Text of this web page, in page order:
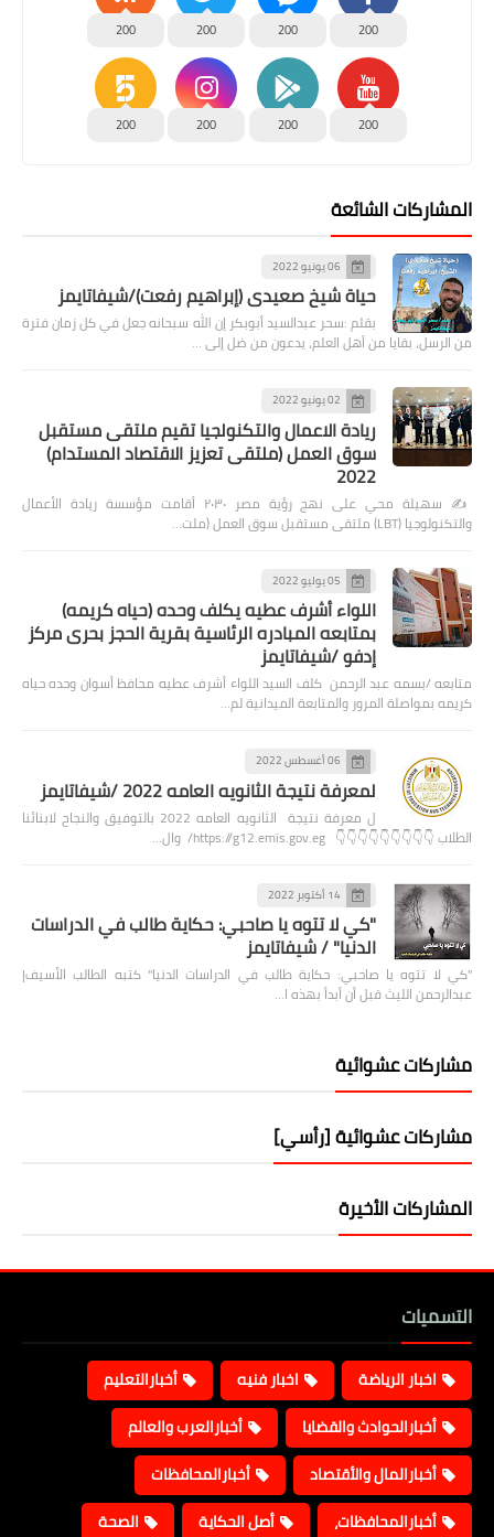
200
200
200
200
200
200
200
200
المشاركات الشائعة
06 يونيو 2022
حياة شيخ صعيدى (إبراهيم رفعت)/شيفاتايمز
بقلم :سحر عبدالسيد أبوبكر إن الله سبحانه جعل في كل زمان فترة
من الرسل، بقايا من أهل العلم، يدعون من ضل إلى …
02 يونيو 2022
ريادة الاعمال والتكنولجيا تقيم ملتقى مستقبل
سوق العمل (ملتقى تعزيز الاقتصاد المستدام)
2022
✍️ سهيلة محي على نهج رؤية مصر ٢٠٣٠ أقامت مؤسسة ريادة الأعمال
والتكنولوجيا (LBT) ملتقى مستقبل سوق العمل (ملت…
05 يوليو 2022
اللواء أشرف عطيه يكلف وحده (حياه كريمه)
بمتابعه المبادره الرئاسية بقرية الحجز بحرى مركز
إدفو /شيفاتايمز
متابعه /بسمه عبد الرحمن كلف السيد اللواء أشرف عطيه محافظ أسوان وحده حياه
كريمه بمواصلة المرور والمتابعة الميدانية لم…
06 أغسطس 2022
لمعرفة نتيجة الثانويه العامه 2022 /شيفاتايمز
ل معرفة نتيجة الثانويه العامه 2022 بالتوفيق والنجاح لابنائنا
الطلاب 👇👇👇👇👇👇👇👇👇 https://g12.emis.gov.eg/ وال…
14 أكتوبر 2022
"كي لا تتوه يا صاحبي: حكاية طالب في الدراسات
الدنيا" / شيفاتايمز
"كي لا تتوه يا صاحبي: حكاية طالب في الدراسات الدنيا" كتبه الطالب الأسيف|
عبدالرحمن الليث قبل أن أبدأ بهذه ا…
مشاركات عشوائية
مشاركات عشوائية [رأسي]
المشاركات الأخيرة
التسميات
اخبار الرياضة اخبار فنيه
أخبارالتعليم
أخبارالحوادث والقضايا
أخبارالعرب والعالم
أخبارالمال والأقتصاد
أخبارالمحافظات
أخبارالمحافظات،
أصل الحكاية الصحة